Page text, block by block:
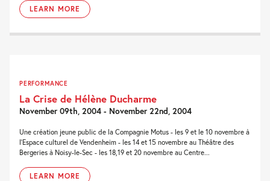
LEARN MORE
PERFORMANCE
La Crise de Hélène Ducharme
November 09th, 2004 - November 22nd, 2004
Une création jeune public de la Compagnie Motus - les 9 et le 10 novembre à
l'Espace culturel de Vendenheim - les 14 et 15 novembre au Théâtre des
Bergeries à Noisy-le-Sec - les 18,19 et 20 novembre au Centre...
LEARN MORE